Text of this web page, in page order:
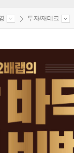
투자/재테크